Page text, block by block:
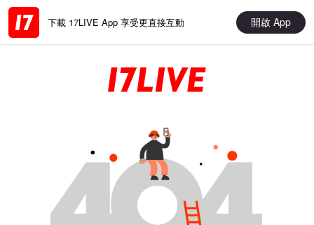
下載 17LIVE App 享受更直接互動 開啟 App